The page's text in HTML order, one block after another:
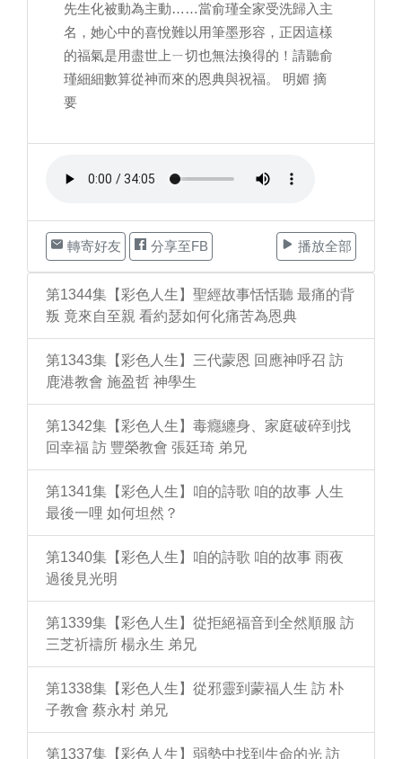
先生化被動為主動……當俞瑾全家受洗歸入主
名，她心中的喜悅難以用筆墨形容，正因這樣
的福氣是用盡世上ㄧ切也無法換得的！請聽俞
瑾細細數算從神而來的恩典與祝福。 明媚 摘
要
轉寄好友 分享至FB 播放全部
第1344集【彩色人生】聖經故事恬恬聽 最痛的背
叛 竟來自至親 看約瑟如何化痛苦為恩典
第1343集【彩色人生】三代蒙恩 回應神呼召 訪
鹿港教會 施盈哲 神學生
第1342集【彩色人生】毒癮纏身、家庭破碎到找
回幸福 訪 豐榮教會 張廷琦 弟兄
第1341集【彩色人生】咱的詩歌 咱的故事 人生
最後一哩 如何坦然？
第1340集【彩色人生】咱的詩歌 咱的故事 雨夜
過後見光明
第1339集【彩色人生】從拒絕福音到全然順服 訪
三芝祈禱所 楊永生 弟兄
第1338集【彩色人生】從邪靈到蒙福人生 訪 朴
子教會 蔡永村 弟兄
第1337集【彩色人生】弱勢中找到生命的光 訪